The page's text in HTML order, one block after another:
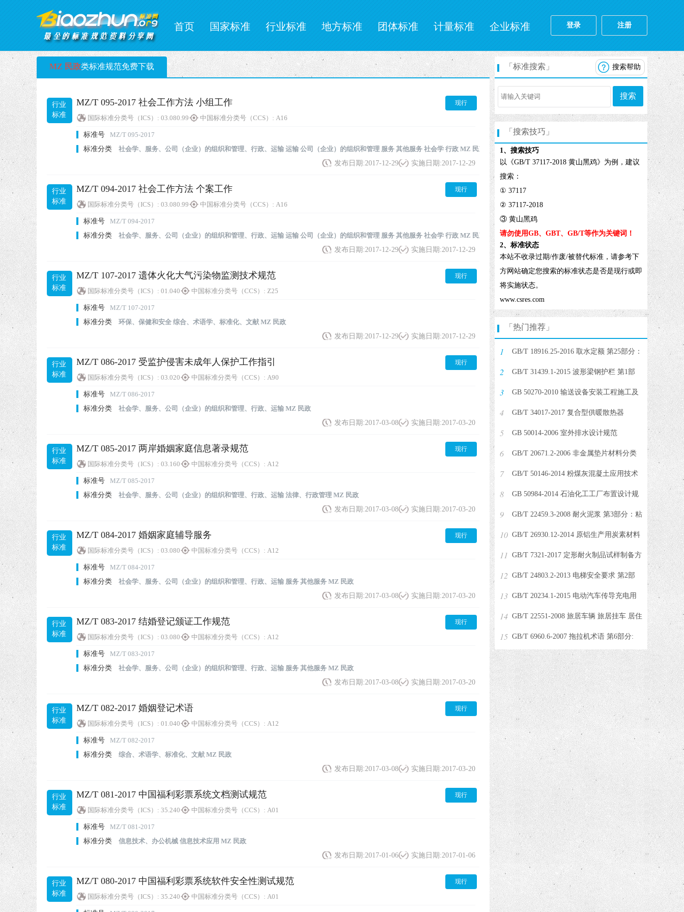
首页 国家标准 行业标准 地方标准 团体标准 计量标准 企业标准 登录 注册
MZ 民政类标准规范免费下载
行业
标准
MZ/T 095-2017 社会工作方法 小组工作
国际标准分类号（ICS）: 03.080.99 中国标准分类号（CCS）: A16
标准号
MZ/T 095-2017
标准分类
社会学、服务、公司（企业）的组织和管理、行政、运输 运输 公司（企业）的组织和管理 服务 其他服务 社会学 行政 MZ 民政 民政
现行
发布日期:2017-12-29 实施日期:2017-12-29
行业
标准
MZ/T 094-2017 社会工作方法 个案工作
国际标准分类号（ICS）: 03.080.99 中国标准分类号（CCS）: A16
标准号
MZ/T 094-2017
标准分类
社会学、服务、公司（企业）的组织和管理、行政、运输 运输 公司（企业）的组织和管理 服务 其他服务 社会学 行政 MZ 民政 民政
现行
发布日期:2017-12-29 实施日期:2017-12-29
行业
标准
MZ/T 107-2017 遗体火化大气污染物监测技术规范
国际标准分类号（ICS）: 01.040 中国标准分类号（CCS）: Z25
标准号
MZ/T 107-2017
标准分类
环保、保健和安全 综合、术语学、标准化、文献 MZ 民政
现行
发布日期:2017-12-29 实施日期:2017-12-29
行业
标准
MZ/T 086-2017 受监护侵害未成年人保护工作指引
国际标准分类号（ICS）: 03.020 中国标准分类号（CCS）: A90
标准号
MZ/T 086-2017
标准分类
社会学、服务、公司（企业）的组织和管理、行政、运输 MZ 民政
现行
发布日期:2017-03-08 实施日期:2017-03-20
行业
标准
MZ/T 085-2017 两岸婚姻家庭信息著录规范
国际标准分类号（ICS）: 03.160 中国标准分类号（CCS）: A12
标准号
MZ/T 085-2017
标准分类
社会学、服务、公司（企业）的组织和管理、行政、运输 法律、行政管理 MZ 民政
现行
发布日期:2017-03-08 实施日期:2017-03-20
行业
标准
MZ/T 084-2017 婚姻家庭辅导服务
国际标准分类号（ICS）: 03.080 中国标准分类号（CCS）: A12
标准号
MZ/T 084-2017
标准分类
社会学、服务、公司（企业）的组织和管理、行政、运输 服务 其他服务 MZ 民政
现行
发布日期:2017-03-08 实施日期:2017-03-20
行业
标准
MZ/T 083-2017 结婚登记颁证工作规范
国际标准分类号（ICS）: 03.080 中国标准分类号（CCS）: A12
标准号
MZ/T 083-2017
标准分类
社会学、服务、公司（企业）的组织和管理、行政、运输 服务 其他服务 MZ 民政
现行
发布日期:2017-03-08 实施日期:2017-03-20
行业
标准
MZ/T 082-2017 婚姻登记术语
国际标准分类号（ICS）: 01.040 中国标准分类号（CCS）: A12
标准号
MZ/T 082-2017
标准分类
综合、术语学、标准化、文献 MZ 民政
现行
发布日期:2017-03-08 实施日期:2017-03-20
行业
标准
MZ/T 081-2017 中国福利彩票系统文档测试规范
国际标准分类号（ICS）: 35.240 中国标准分类号（CCS）: A01
标准号
MZ/T 081-2017
标准分类
信息技术、办公机械 信息技术应用 MZ 民政
现行
发布日期:2017-01-06 实施日期:2017-01-06
行业
标准
MZ/T 080-2017 中国福利彩票系统软件安全性测试规范
国际标准分类号（ICS）: 35.240 中国标准分类号（CCS）: A01
现行
「标准搜索」 搜索帮助
搜索
「搜索技巧」
1、搜索技巧
以《GB/T 37117-2018 黄山黑鸡》为例，建议
搜索：
① 37117
② 37117-2018
③ 黄山黑鸡
请勿使用GB、GBT、GB/T等作为关键词！
2、标准状态
本站不收录过期/作废/被替代标准，请参考下
方网站确定您搜索的标准状态是否是现行或即
将实施状态。
www.csres.com
「热门推荐」
1 GB/T 18916.25-2016 取水定额 第25部分：
粘胶纤维产品
2 GB/T 31439.1-2015 波形梁钢护栏 第1部
分：两波形梁钢护栏
3 GB 50270-2010 输送设备安装工程施工及
验收规范
4 GB/T 34017-2017 复合型供暖散热器
5 GB 50014-2006 室外排水设计规范
6 GB/T 20671.2-2006 非金属垫片材料分类
体系及试验方法 第2部分: 垫
7 GB/T 50146-2014 粉煤灰混凝土应用技术
规范
8 GB 50984-2014 石油化工工厂布置设计规
范
9 GB/T 22459.3-2008 耐火泥浆 第3部分：粘
接时间试验方法
10 GB/T 26930.12-2014 原铝生产用炭素材料
煤沥青 第12部分：挥发物含
11 GB/T 7321-2017 定形耐火制品试样制备方
法
12 GB/T 24803.2-2013 电梯安全要求 第2部
分：满足电梯基本安全要求的
13 GB/T 20234.1-2015 电动汽车传导充电用
连接装置 第1部分：通用要求
14 GB/T 22551-2008 旅居车辆 旅居挂车 居住
要求
15 GB/T 6960.6-2007 拖拉机术语 第6部分:
液压悬挂系及牵引、拖挂装置